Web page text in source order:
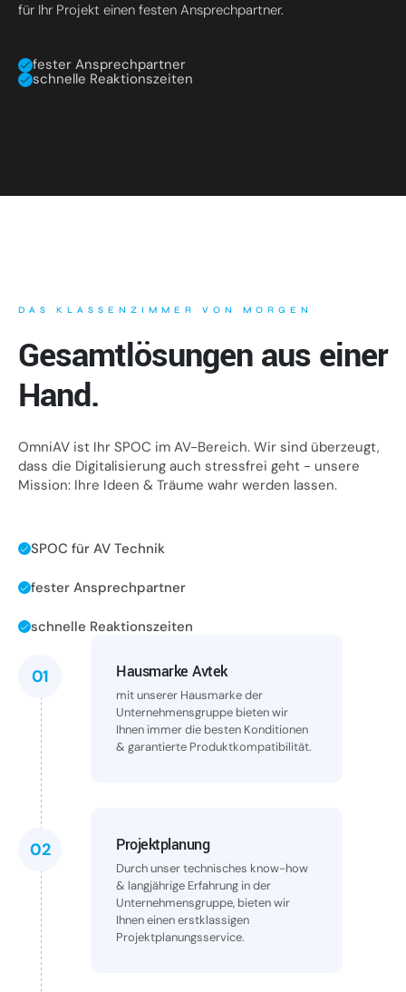
für Ihr Projekt einen festen Ansprechpartner.
fester Ansprechpartner
schnelle Reaktionszeiten
DAS KLASSENZIMMER VON MORGEN
Gesamtlösungen aus einer
Hand.
OmniAV ist Ihr SPOC im AV-Bereich. Wir sind überzeugt,
dass die Digitalisierung auch stressfrei geht - unsere
Mission: Ihre Ideen & Träume wahr werden lassen.
SPOC für AV Technik
fester Ansprechpartner
schnelle Reaktionszeiten
01 Hausmarke Avtek
mit unserer Hausmarke der
Unternehmensgruppe bieten wir
Ihnen immer die besten Konditionen
& garantierte Produktkompatibilität.
02 Projektplanung
Durch unser technisches know-how
& langjährige Erfahrung in der
Unternehmensgruppe, bieten wir
Ihnen einen erstklassigen
Projektplanungsservice.